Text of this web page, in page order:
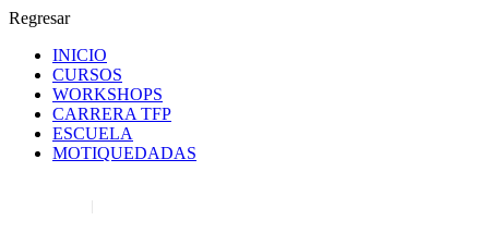
Regresar
INICIO
CURSOS
WORKSHOPS
CARRERA TFP
ESCUELA
MOTIQUEDADAS